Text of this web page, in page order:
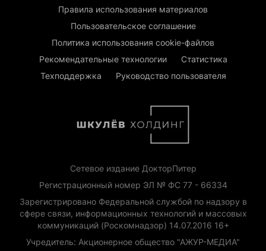
Правила использования материалов
Пользовательское соглашение
Политика использования cookie-файлов
Рекомендательные технологии
Статистика
Техподдержка
Руководство пользователя
Сетевое издание ДокторПитер
Регистрационный номер ЭЛ № ФС 77 - 66334
Зарегистрировано Федеральной службой по надзору в
сфере связи, информационных технологий и массовых
коммуникаций (Роскомнадзор) 14.07.2016 16+
Учредитель: Акционерное общество "АЖУР-МЕДИА"